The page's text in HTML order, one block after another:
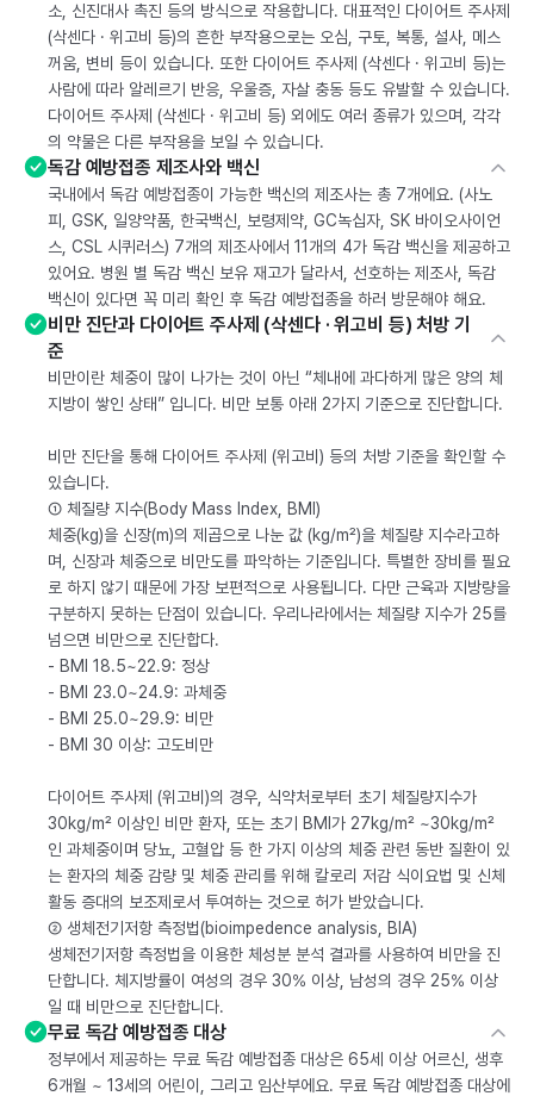
소, 신진대사 촉진 등의 방식으로 작용합니다. 대표적인 다이어트 주사제
(삭센다 · 위고비 등)의 흔한 부작용으로는 오심, 구토, 복통, 설사, 메스
꺼움, 변비 등이 있습니다. 또한 다이어트 주사제 (삭센다 · 위고비 등)는
사람에 따라 알레르기 반응, 우울증, 자살 충동 등도 유발할 수 있습니다.
다이어트 주사제 (삭센다 · 위고비 등) 외에도 여러 종류가 있으며, 각각
의 약물은 다른 부작용을 보일 수 있습니다.
독감 예방접종 제조사와 백신
국내에서 독감 예방접종이 가능한 백신의 제조사는 총 7개에요. (사노
피, GSK, 일양약품, 한국백신, 보령제약, GC녹십자, SK 바이오사이언
스, CSL 시퀴러스) 7개의 제조사에서 11개의 4가 독감 백신을 제공하고
있어요. 병원 별 독감 백신 보유 재고가 달라서, 선호하는 제조사, 독감
백신이 있다면 꼭 미리 확인 후 독감 예방접종을 하러 방문해야 해요.
비만 진단과 다이어트 주사제 (삭센다 · 위고비 등) 처방 기
준
비만이란 체중이 많이 나가는 것이 아닌 “체내에 과다하게 많은 양의 체
지방이 쌓인 상태” 입니다. 비만 보통 아래 2가지 기준으로 진단합니다.
비만 진단을 통해 다이어트 주사제 (위고비) 등의 처방 기준을 확인할 수
있습니다.
① 체질량 지수(Body Mass Index, BMI)
체중(kg)을 신장(m)의 제곱으로 나눈 값 (kg/m²)을 체질량 지수라고하
며, 신장과 체중으로 비만도를 파악하는 기준입니다. 특별한 장비를 필요
로 하지 않기 때문에 가장 보편적으로 사용됩니다. 다만 근육과 지방량을
구분하지 못하는 단점이 있습니다. 우리나라에서는 체질량 지수가 25를
넘으면 비만으로 진단합다.
- BMI 18.5~22.9: 정상
- BMI 23.0~24.9: 과체중
- BMI 25.0~29.9: 비만
- BMI 30 이상: 고도비만
다이어트 주사제 (위고비)의 경우, 식약처로부터 초기 체질량지수가
30kg/m² 이상인 비만 환자, 또는 초기 BMI가 27kg/m² ~30kg/m²
인 과체중이며 당뇨, 고혈압 등 한 가지 이상의 체중 관련 동반 질환이 있
는 환자의 체중 감량 및 체중 관리를 위해 칼로리 저감 식이요법 및 신체
활동 증대의 보조제로서 투여하는 것으로 허가 받았습니다.
② 생체전기저항 측정법(bioimpedence analysis, BIA)
생체전기저항 측정법을 이용한 체성분 분석 결과를 사용하여 비만을 진
단합니다. 체지방률이 여성의 경우 30% 이상, 남성의 경우 25% 이상
일 때 비만으로 진단합니다.
무료 독감 예방접종 대상
정부에서 제공하는 무료 독감 예방접종 대상은 65세 이상 어르신, 생후
6개월 ~ 13세의 어린이, 그리고 임산부에요. 무료 독감 예방접종 대상에